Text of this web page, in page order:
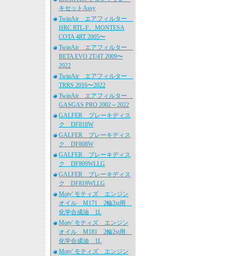
キセットAssy
TwinAir エアフィルター
HRC RTL-F、MONTESA
COTA 4RT 2005〜
TwinAir エアフィルター
BETA EVO 2T/4T 2009〜
2022
TwinAir エアフィルター
TRRS 2016〜2022
TwinAir エアフィルター
GASGAS PRO 2002～2022
GALFER ブレーキディス
ク DF818W
GALFER ブレーキディス
ク DF808W
GALFER ブレーキディス
ク DF809WLLG
GALFER ブレーキディス
ク DF819WLLG
Moty' モティズ エンジン
オイル M171 2輪2st用
化学合成油 1L
Moty' モティズ エンジン
オイル M181 2輪2st用
化学合成油 1L
Moty' モティズ エンジン